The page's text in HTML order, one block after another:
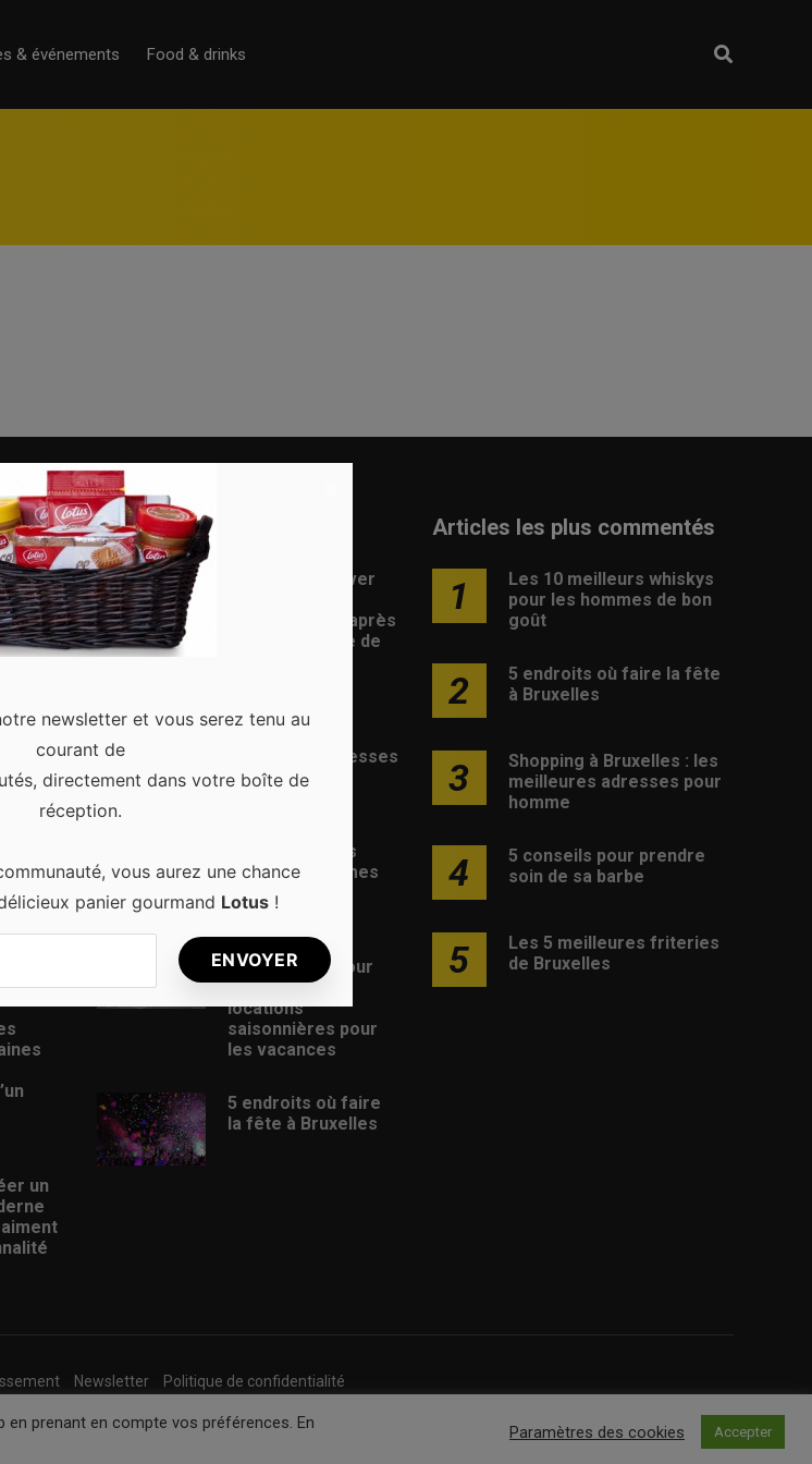
& événements Food & drinks
un
Articles populaires
Comment trouver
vestimentaire après
une forte perte de
Shopping à
meilleures adresses
pour homme
psychologiques
entre les hommes
et les femmes
plateformes pour
trouver des
locations
saisonnières pour
les vacances
5 endroits où faire
la fête à Bruxelles
Articles les plus commentés
1
Les 10 meilleurs whiskys
pour les hommes de bon
goût
2
5 endroits où faire la fête
à Bruxelles
3
Shopping à Bruxelles : les
meilleures adresses pour
homme
4
5 conseils pour prendre
soin de sa barbe
5
Les 5 meilleures friteries
de Bruxelles
Newsletter Politique de confidentialité
Ventures. Site web géré parVolo Media.
prenant en compte vos préférences. En
Paramètres des cookies Accepter
newsletter et vous serez tenu au
courant de
directement dans votre boîte de
réception.
vous aurez une chance
panier gourmand Lotus !